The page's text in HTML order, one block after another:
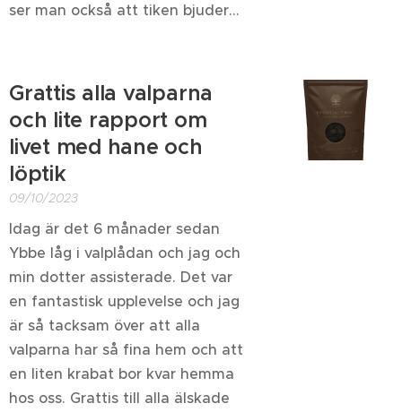
ser man också att tiken bjuder...
Grattis alla valparna
och lite rapport om
livet med hane och
löptik
09/10/2023
Idag är det 6 månader sedan
Ybbe låg i valplådan och jag och
min dotter assisterade. Det var
en fantastisk upplevelse och jag
är så tacksam över att alla
valparna har så fina hem och att
en liten krabat bor kvar hemma
hos oss. Grattis till alla älskade